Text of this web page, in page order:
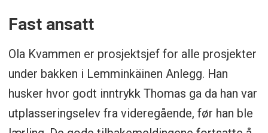
Fast ansatt
Ola Kvammen er prosjektsjef for alle prosjekter
under bakken i Lemminkäinen Anlegg. Han
husker hvor godt inntrykk Thomas ga da han var
utplasseringselev fra videregående, før han ble